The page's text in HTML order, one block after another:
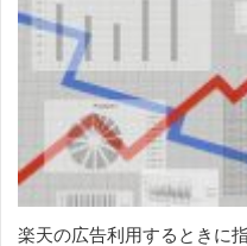
楽天の広告利用するときに